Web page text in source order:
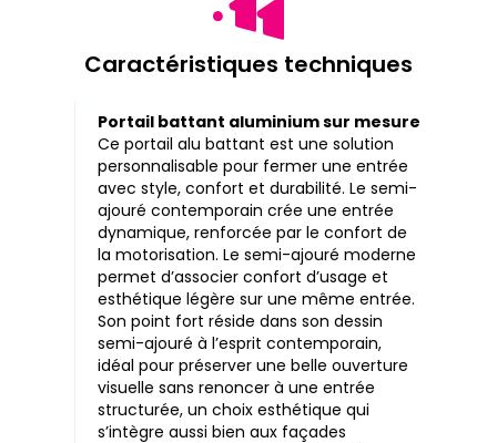
Caractéristiques techniques
Portail battant aluminium sur mesure
Ce portail alu battant est une solution
personnalisable pour fermer une entrée
avec style, confort et durabilité. Le semi-
ajouré contemporain crée une entrée
dynamique, renforcée par le confort de
la motorisation. Le semi-ajouré moderne
permet d’associer confort d’usage et
esthétique légère sur une même entrée.
Son point fort réside dans son dessin
semi-ajouré à l’esprit contemporain,
idéal pour préserver une belle ouverture
visuelle sans renoncer à une entrée
structurée, un choix esthétique qui
s’intègre aussi bien aux façades